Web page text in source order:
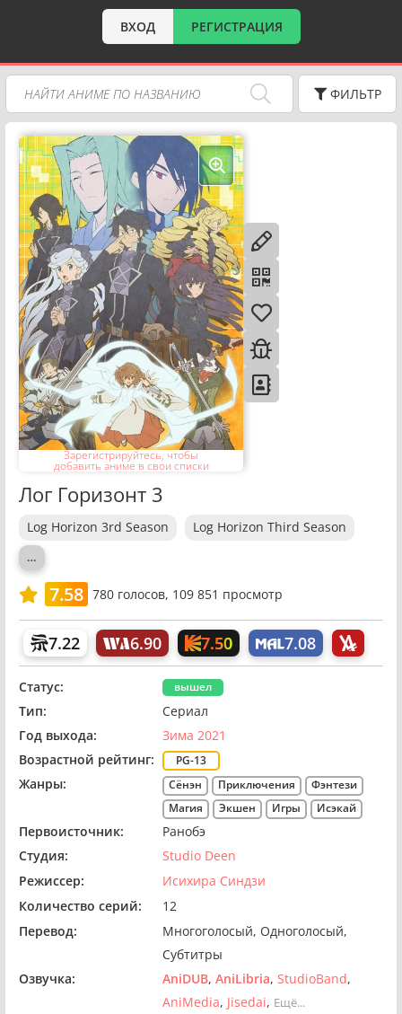
ВХОД РЕГИСТРАЦИЯ
ФИЛЬТР
Зарегистрируйтесь, чтобы
добавить аниме в свои списки
Лог Горизонт 3
Log Horizon 3rd Season Log Horizon Third Season
…
7.58 780голосов, 109 851 просмотр
7.22 6.90 7.50 7.08
Статус: вышел
Тип:
Сериал
Год выхода:
Зима 2021
Возрастной рейтинг:
PG-13
Жанры: Сёнэн Приключения
Фэнтези
Магия
Экшен Игры Исэкай
Первоисточник:
Ранобэ
Студия:
Studio Deen
Режиссер:
Исихира Синдзи
Количество серий:
12
Перевод:
Многоголосый Одноголосый
Субтитры
Озвучка:
AniDUB AniLibria StudioBand
AniMedia Jisedai Ещё...